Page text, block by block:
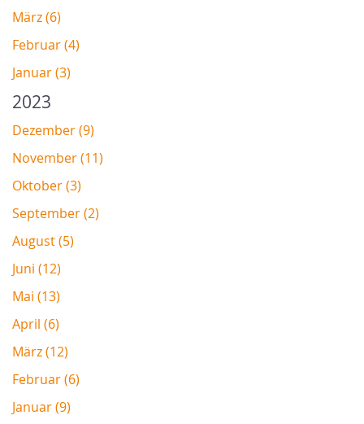
März (6)
Februar (4)
Januar (3)
2023
Dezember (9)
November (11)
Oktober (3)
September (2)
August (5)
Juni (12)
Mai (13)
April (6)
März (12)
Februar (6)
Januar (9)